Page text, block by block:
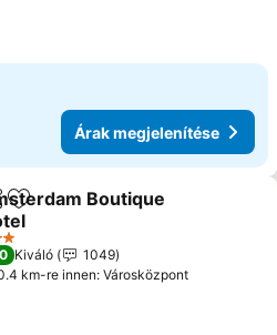
Árak megjelenítése
Hozzáadás a kedvencekhez
Boutique
megjelenítése
Kiváló
1049
km-re innen: Városközpont